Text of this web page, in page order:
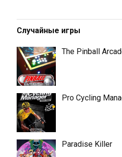
Случайные игры
The Pinball
Pro Cycling
Paradise Killer